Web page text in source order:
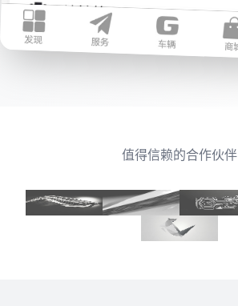
值得信赖的合作伙伴